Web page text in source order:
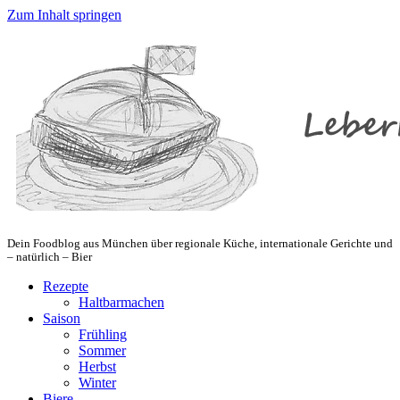
Zum Inhalt springen
Dein Foodblog aus München über regionale Küche, internationale Gerichte und
– natürlich – Bier
Rezepte
Haltbarmachen
Saison
Frühling
Sommer
Herbst
Winter